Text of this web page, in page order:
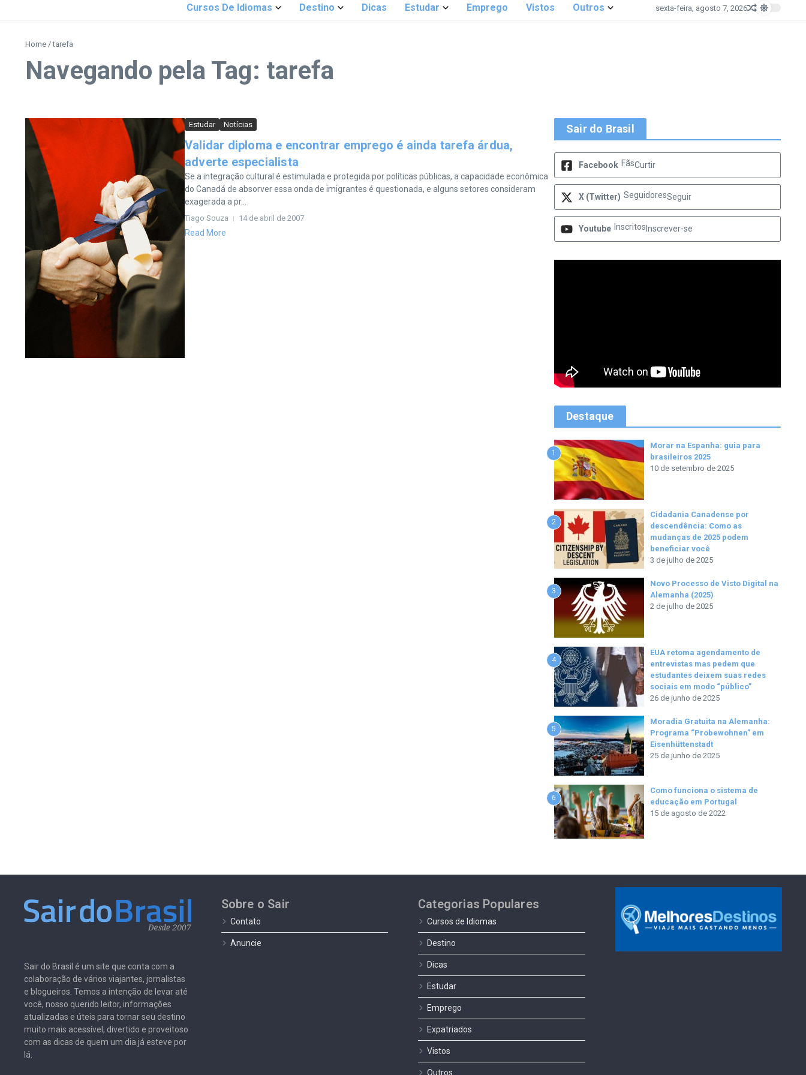
Cursos De Idiomas Destino Dicas Estudar Emprego Vistos Outros sexta-feira, agosto 7, 2026
Home /tarefa
Navegando pela Tag: tarefa
Estudar Notícias
Validar diploma e encontrar emprego é ainda tarefa árdua,
adverte especialista
Se a integração cultural é estimulada e protegida por políticas públicas, a capacidade econômica
do Canadá de absorver essa onda de imigrantes é questionada, e alguns setores consideram
exagerada a pr...
Tiago Souza 14 de abril de 2007
Read More
Sair do Brasil
Facebook FãsCurtir
X (Twitter) SeguidoresSeguir
Youtube Inscritos Inscrever-se
Destaque
1
Morar na Espanha: guia para
brasileiros 2025
10 de setembro de 2025
2
Cidadania Canadense por
descendência: Como as
mudanças de 2025 podem
beneficiar você
3 de julho de 2025
3
Novo Processo de Visto Digital na
Alemanha (2025)
2 de julho de 2025
4
EUA retoma agendamento de
entrevistas mas pedem que
estudantes deixem suas redes
sociais em modo “público”
26 de junho de 2025
5
Moradia Gratuita na Alemanha:
Programa “Probewohnen” em
Eisenhüttenstadt
25 de junho de 2025
6
Como funciona o sistema de
educação em Portugal
15 de agosto de 2022
Sair do Brasil é um site que conta com a
colaboração de vários viajantes, jornalistas
e blogueiros. Temos a intenção de levar até
você, nosso querido leitor, informações
atualizadas e úteis para tornar seu destino
muito mais acessível, divertido e proveitoso
com as dicas de quem um dia já esteve por
lá.
Sobre o Sair
Contato
Anuncie
Categorias Populares
Cursos de Idiomas
Destino
Dicas
Estudar
Emprego
Expatriados
Vistos
Outros